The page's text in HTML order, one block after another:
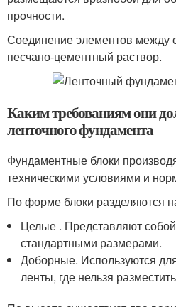
прочности.
Соединение элементов между
песчано-цементный раствор.
Каким требованиям они
ленточного фундамента
Фундаментные блоки
техническими условиями и
По форме блоки разделяются
Целые . Представляют
стандартными размерами.
Доборные. Используются
ленты, где нельзя